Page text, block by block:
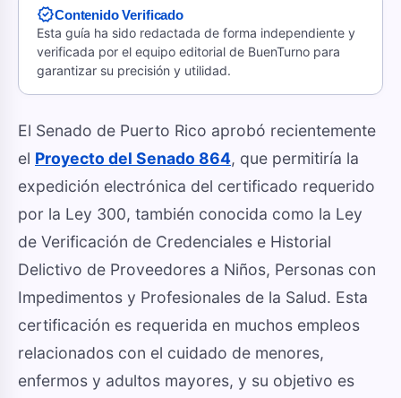
verifiedContenido Verificado
Esta guía ha sido redactada de forma independiente y
verificada por el equipo editorial de BuenTurno para
garantizar su precisión y utilidad.
El Senado de Puerto Rico aprobó recientemente
el Proyecto del Senado 864, que permitiría la
expedición electrónica del certificado requerido
por la Ley 300, también conocida como la Ley
de Verificación de Credenciales e Historial
Delictivo de Proveedores a Niños, Personas con
Impedimentos y Profesionales de la Salud. Esta
certificación es requerida en muchos empleos
relacionados con el cuidado de menores,
enfermos y adultos mayores, y su objetivo es